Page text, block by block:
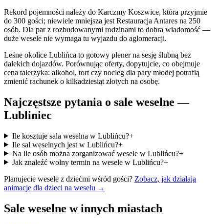
Rekord pojemności należy do Karczmy Koszwice, która przyjmie
do 300 gości; niewiele mniejsza jest Restauracja Antares na 250
osób. Dla par z rozbudowanymi rodzinami to dobra wiadomość —
duże wesele nie wymaga tu wyjazdu do aglomeracji.
Leśne okolice Lublińca to gotowy plener na sesję ślubną bez
dalekich dojazdów. Porównując oferty, dopytujcie, co obejmuje
cena talerzyka: alkohol, tort czy nocleg dla pary młodej potrafią
zmienić rachunek o kilkadziesiąt złotych na osobę.
Najczęstsze pytania o sale weselne —
Lubliniec
Ile kosztuje sala weselna w Lublińcu?+
Ile sal weselnych jest w Lublińcu?+
Na ile osób można zorganizować wesele w Lublińcu?+
Jak znaleźć wolny termin na wesele w Lublińcu?+
Planujecie wesele z dziećmi wśród gości? Zobacz, jak działają
animacje dla dzieci na weselu →
Sale weselne w innych miastach